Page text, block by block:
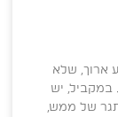
ארוך, שלא
יש
של ממש,